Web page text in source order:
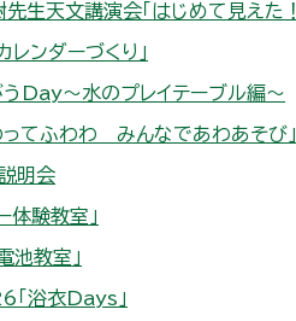
生天文講演会「はじめて見えた
レンダーづくり」
うDay～水のプレイテーブル編～
ってふわわ みんなであわあそび」
明会
体験教室」
池教室」
「浴衣Days」